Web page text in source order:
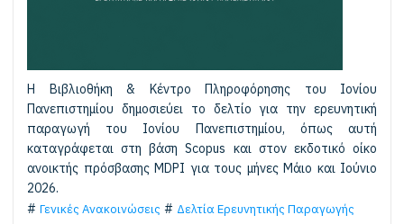
Η Βιβλιοθήκη & Κέντρο Πληροφόρησης του Ιονίου
Πανεπιστημίου δημοσιεύει το δελτίο για την ερευνητική
παραγωγή του Ιονίου Πανεπιστημίου, όπως αυτή
καταγράφεται στη βάση Scopus και στον εκδοτικό οίκο
ανοικτής πρόσβασης MDPI για τους μήνες Μάιο και Ιούνιο
2026.
Γενικές Ανακοινώσεις
Δελτία Ερευνητικής Παραγωγής